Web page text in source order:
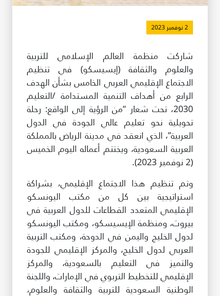
شاركونا
طريقة عملنا
انضم إلى عائلة الإيسيسكو
للموردين
الدعم والتبرع
©حقوق الطبع والنشر للإيسيسكو. جميع الحقوق محفوظة.
حقوق النسخ
إخلاء المسؤولية
سياسة وإجراءات أمن نظم المعلومات
سياسة وإجراءات الذكاء الاصطناعي
2 نوفمبر 2023
شاركت منظمة العالم الإسلامي للتربية
والعلوم والثقافة (إيسيسكو) في تنظيم
الاجتماع الإقليمي العربي الخامس بشأن الهدف
الرابع من أهداف التنمية المستدامة /التعليم
2030، تحت شعار “من الرؤية إلى الواقع: رحلة
تحويلية نحو تعليم عالي الجودة في الدول
العربية”، الذي انعقد في مدينة الرياض بالمملكة
العربية السعودية، ويختتم أعماله اليوم الخميس
(2 نوفمبر 2023).
وتم تنظيم هذا الاجتماع الإقليمي، بشراكة
استراتيجية بين كل من مكتب اليونسكو
الإقليمي المتعدد القطاعات للدول العربية في
بيروت، ومنظمة الإيسيسكو، ومكتب اليونسكو
لدول الخليج واليمن في الدوحة، ومكتب التربية
العربي لدول الخليج، والمركز الإقليمي للجودة
والتميز في التعليم بالسعودية، والمركز
الإقليمي للتخطيط التربوي في الإمارات، واللجنة
الوطنية السعودية للتربية والثقافة والعلوم،